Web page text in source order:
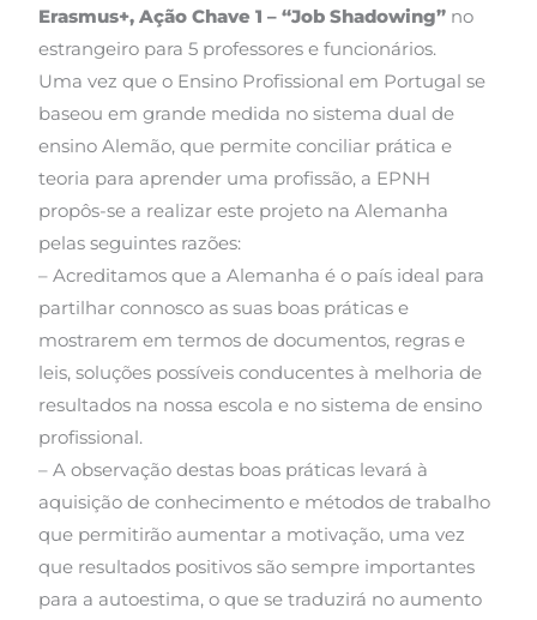
Erasmus+, Ação Chave 1 – “Job Shadowing” no
estrangeiro para 5 professores e funcionários.
Uma vez que o Ensino Profissional em Portugal se
baseou em grande medida no sistema dual de
ensino Alemão, que permite conciliar prática e
teoria para aprender uma profissão, a EPNH
propôs-se a realizar este projeto na Alemanha
pelas seguintes razões:
– Acreditamos que a Alemanha é o país ideal para
partilhar connosco as suas boas práticas e
mostrarem em termos de documentos, regras e
leis, soluções possíveis conducentes à melhoria de
resultados na nossa escola e no sistema de ensino
profissional.
– A observação destas boas práticas levará à
aquisição de conhecimento e métodos de trabalho
que permitirão aumentar a motivação, uma vez
que resultados positivos são sempre importantes
para a autoestima, o que se traduzirá no aumento